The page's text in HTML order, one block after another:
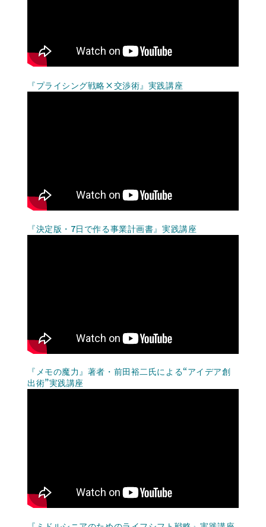
『プライシング戦略×交渉術』実践講座
『決定版・7日で作る事業計画書』実践講座
『メモの魔力』著者・前田裕二氏による“アイデア創
出術”実践講座